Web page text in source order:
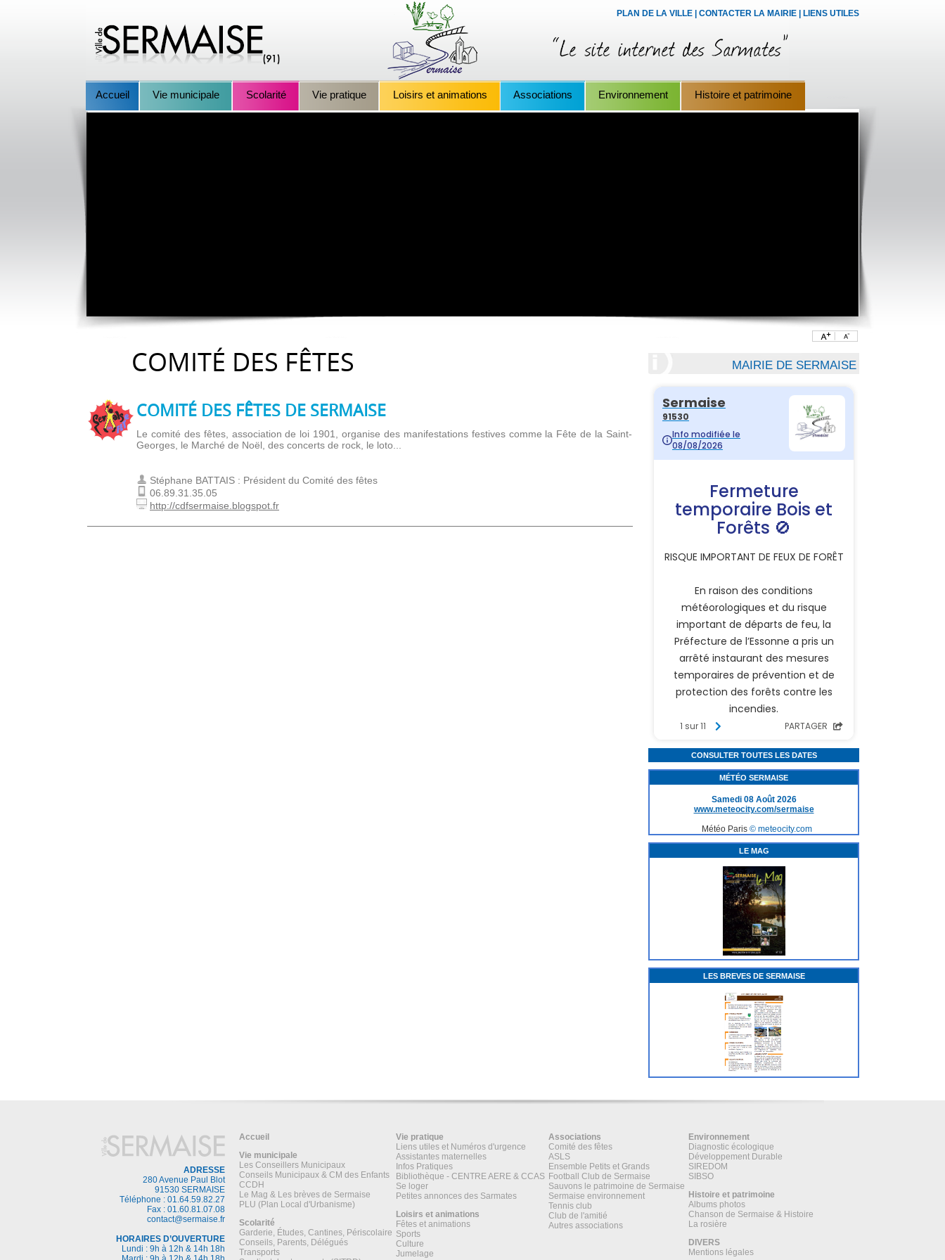
PLAN DE LA VILLE CONTACTER LA MAIRIE LIENS UTILES
Accueil Vie municipale Scolarité Vie pratique Loisirs et animations Associations Environnement Histoire et patrimoine
MAIRIE DE SERMAISE
CONSULTER TOUTES LES DATES
MÉTÉO SERMAISE
Samedi 08 Août 2026
www.meteocity.com/sermaise
Météo Paris© meteocity.com
LE MAG
LES BREVES DE SERMAISE
COMITÉ DES FÊTES
COMITÉ DES FÊTES DE SERMAISE
Le comité des fêtes, association de loi 1901, organise des manifestations festives comme la Fête de la Saint-
Georges, le Marché de Noël, des concerts de rock, le loto...
Stéphane BATTAIS : Président du Comité des fêtes
06.89.31.35.05
http://cdfsermaise.blogspot.fr
ADRESSE
280 Avenue Paul Blot
91530 SERMAISE
Téléphone : 01.64.59.82.27
Fax : 01.60.81.07.08
contact@sermaise.fr
HORAIRES D’OUVERTURE
Lundi : 9h à 12h & 14h 18h
Accueil
Vie municipale
Les Conseillers Municipaux
Conseils Municipaux & CM des Enfants
CCDH
Le Mag & Les brèves de Sermaise
PLU (Plan Local d'Urbanisme)
Scolarité
Garderie, Études, Cantines, Périscolaire
Conseils, Parents, Délégués
Transports
Vie pratique
Liens utiles et Numéros d'urgence
Assistantes maternelles
Infos Pratiques
Bibliothèque - CENTRE AERE & CCAS
Se loger
Petites annonces des Sarmates
Loisirs et animations
Fêtes et animations
Sports
Culture
Jumelage
Associations
Comité des fêtes
ASLS
Ensemble Petits et Grands
Football Club de Sermaise
Sauvons le patrimoine de Sermaise
Sermaise environnement
Tennis club
Club de l'amitié
Autres associations
Environnement
Diagnostic écologique
Développement Durable
SIREDOM
SIBSO
Histoire et patrimoine
Albums photos
Chanson de Sermaise & Histoire
La rosière
DIVERS
Mentions légales